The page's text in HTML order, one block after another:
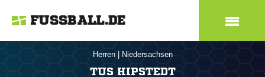
FUSSBALL.DE
Herren Niedersachsen
TUS HIPSTEDT